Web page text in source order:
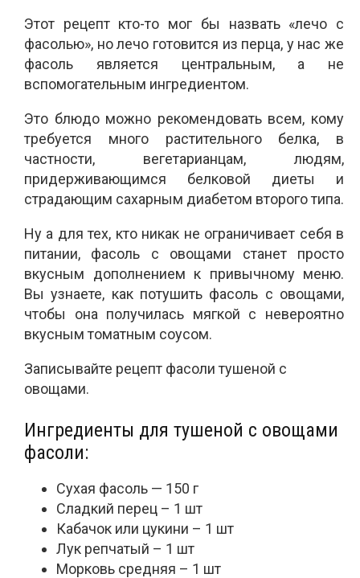
Этот рецепт кто-то мог бы назвать «лечо с
фасолью», но лечо готовится из перца, у нас же
фасоль является центральным, а не
вспомогательным ингредиентом.
Это блюдо можно рекомендовать всем, кому
требуется много растительного белка, в
частности, вегетарианцам, людям,
придерживающимся белковой диеты и
страдающим сахарным диабетом второго типа.
Ну а для тех, кто никак не ограничивает себя в
питании, фасоль с овощами станет просто
вкусным дополнением к привычному меню.
Вы узнаете, как потушить фасоль с овощами,
чтобы она получилась мягкой с невероятно
вкусным томатным соусом.
Записывайте рецепт фасоли тушеной с
овощами.
Ингредиенты для тушеной с овощами
фасоли:
Сухая фасоль — 150 г
Сладкий перец – 1 шт
Кабачок или цукини – 1 шт
Лук репчатый – 1 шт
Морковь средняя – 1 шт